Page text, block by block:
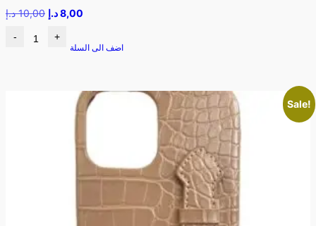
10,00 د.إ 8,00د.إ
- +
اضف الى السلة
Sale!